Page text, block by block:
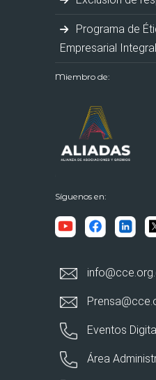
Programa de
Empresarial Integral
Miembro de:
Síguenos en:
Eventos
Área